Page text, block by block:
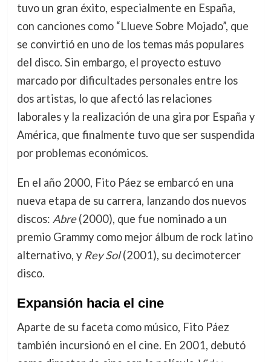
tuvo un gran éxito, especialmente en España,
con canciones como “Llueve Sobre Mojado”, que
se convirtió en uno de los temas más populares
del disco. Sin embargo, el proyecto estuvo
marcado por dificultades personales entre los
dos artistas, lo que afectó las relaciones
laborales y la realización de una gira por España y
América, que finalmente tuvo que ser suspendida
por problemas económicos.
En el año 2000, Fito Páez se embarcó en una
nueva etapa de su carrera, lanzando dos nuevos
discos: Abre(2000), que fue nominado a un
premio Grammy como mejor álbum de rock latino
alternativo, y Rey Sol(2001), su decimotercer
disco.
Expansión hacia el cine
Aparte de su faceta como músico, Fito Páez
también incursionó en el cine. En 2001, debutó